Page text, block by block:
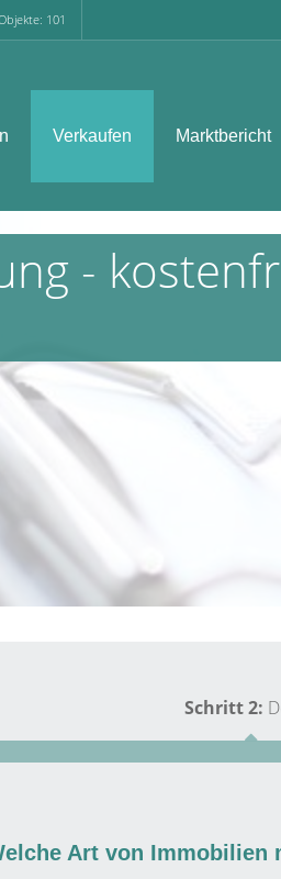
101
Verkaufen Marktbericht
-
Schritt 2:
Art von Immobilien